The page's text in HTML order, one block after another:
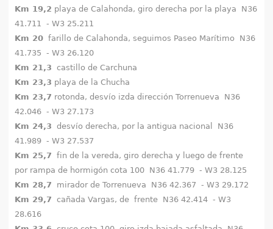
Km 19,2 playa de Calahonda, giro derecha por la playa N36
41.711 - W3 25.211
Km 20 farillo de Calahonda, seguimos Paseo Marítimo N36
41.735 - W3 26.120
Km 21,3 castillo de Carchuna
Km 23,3 playa de la Chucha
Km 23,7 rotonda, desvío izda dirección Torrenueva N36
42.046 - W3 27.173
Km 24,3 desvío derecha, por la antigua nacional N36
41.989 - W3 27.537
Km 25,7 fin de la vereda, giro derecha y luego de frente
por rampa de hormigón cota 100 N36 41.779 - W3 28.125
Km 28,7 mirador de Torrenueva N36 42.367 - W3 29.172
Km 29,7 cañada Vargas, de frente N36 42.414 - W3
28.616